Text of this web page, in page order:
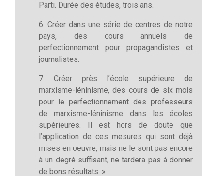
Parti. Durée des études, trois ans.
6. Créer dans une série de centres de notre
pays, des cours annuels de
perfectionnement pour propagandistes et
journalistes.
7. Créer près l’école supérieure de
marxisme-­léninisme, des cours de six mois
pour le perfectionnement des professeurs
de marxisme-­léninisme dans les écoles
supérieures. Il est hors de doute que
l’application de ces mesures qui sont déjà
mises en oeuvre, mais ne le sont pas encore
à un degré suffisant, ne tardera pas à donner
de bons résultats. »